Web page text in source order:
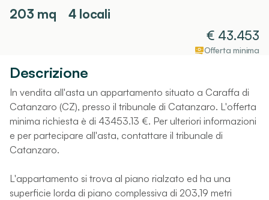
203 mq
4 locali
€ 43.453
Offerta minima
Descrizione
In vendita all'asta un appartamento situato a Caraffa di
Catanzaro (CZ), presso il tribunale di Catanzaro. L'offerta
minima richiesta è di 43453.13 €. Per ulteriori informazioni
e per partecipare all'asta, contattare il tribunale di
Catanzaro.
L'appartamento si trova al piano rialzato ed ha una
superficie lorda di piano complessiva di 203,19 metri